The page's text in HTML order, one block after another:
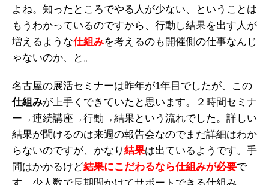
よね。知ったところでやる人が少ない、ということは
もうわかっているのですから、行動し結果を出す人が
増えるような仕組みを考えるのも開催側の仕事なんじ
ゃないのか、と。
名古屋の展活セミナーは昨年が1年目でしたが、この
仕組みが上手くできていたと思います。２時間セミナ
ー→連続講座→行動→結果という流れでした。詳しい
結果が聞けるのは来週の報告会なのでまだ詳細はわか
らないのですが、かなり 結果は出ているようです。手
間はかかるけど結果にこだわるなら仕組みが必要で